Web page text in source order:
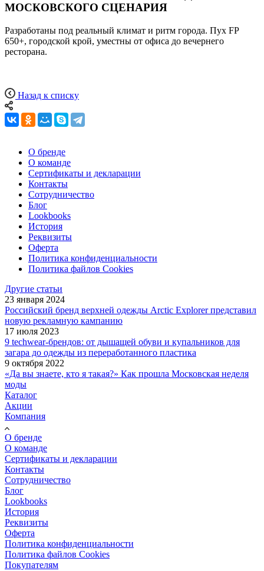
МОСКОВСКОГО СЦЕНАРИЯ
Разработаны под реальный климат и ритм города. Пух FP
650+, городской крой, уместны от офиса до вечернего
ресторана.
Назад к списку
О бренде
О команде
Сертификаты и декларации
Контакты
Сотрудничество
Блог
Lookbooks
История
Реквизиты
Оферта
Политика конфиденциальности
Политика файлов Cookies
Другие статьи
23 января 2024
Российский бренд верхней одежды Arctic Explorer представил
новую рекламную кампанию
17 июля 2023
9 techwear-брендов: от дышащей обуви и купальников для
загара до одежды из переработанного пластика
9 октября 2022
«Да вы знаете, кто я такая?» Как прошла Московская неделя
моды
Каталог
Акции
Компания
О бренде
О команде
Сертификаты и декларации
Контакты
Сотрудничество
Блог
Lookbooks
История
Реквизиты
Оферта
Политика конфиденциальности
Политика файлов Cookies
Покупателям